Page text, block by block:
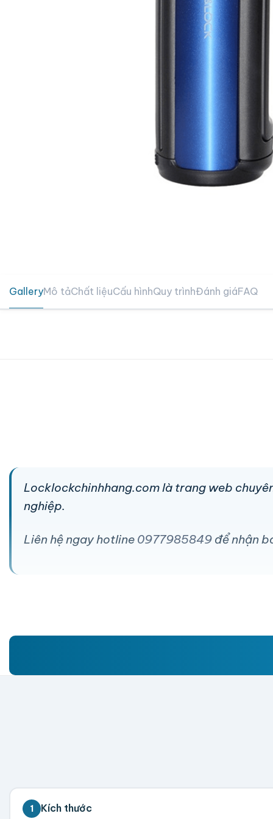
GalleryMô tảChất liệuCấu hìnhQuy trìnhĐánh giáFAQ
Locklockchinhhang.com là trang web
nghiệp.
Liên hệ ngay hotline 0977985849 để nhận
1 Kích thước